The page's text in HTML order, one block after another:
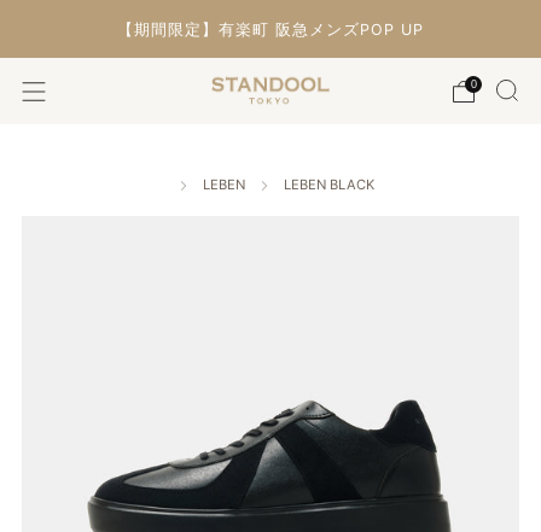
【期間限定】有楽町 阪急メンズPOP UP
0
LEBEN LEBEN BLACK